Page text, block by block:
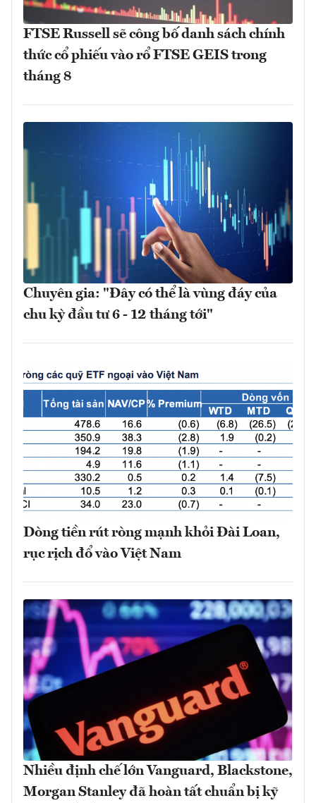
FTSE Russell sẽ công bố danh sách chính
thức cổ phiếu vào rổ FTSE GEIS trong
tháng 8
Chuyên gia: "Đây có thể là vùng đáy của
chu kỳ đầu tư 6 - 12 tháng tới"
Dòng tiền rút ròng mạnh khỏi Đài Loan,
rục rịch đổ vào Việt Nam
Nhiều định chế lớn Vanguard, Blackstone,
Morgan Stanley đã hoàn tất chuẩn bị kỹ